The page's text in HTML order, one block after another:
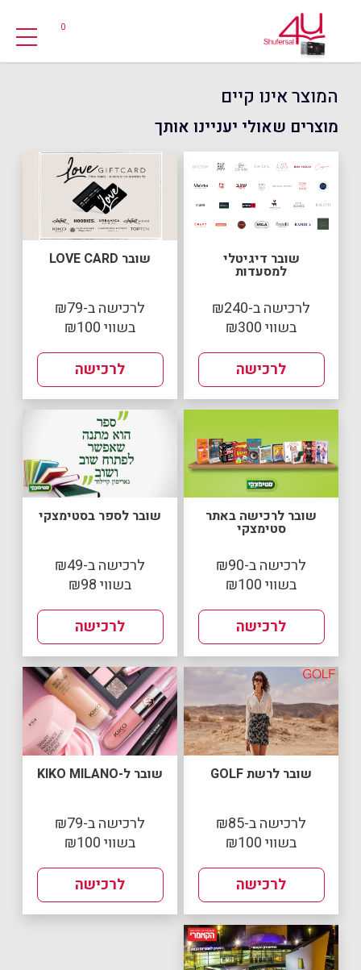
0
המוצר אינו קיים
מוצרים שאולי יעניינו אותך
שובר דיגיטלי
למסעדות
לרכישה ב-₪240
בשווי ₪300
לרכישה
שובר LOVE CARD
לרכישה ב-₪79
בשווי ₪100
לרכישה
שובר לרכישה באתר
סטימצקי
לרכישה ב-₪90
בשווי ₪100
לרכישה
שובר לספר בסטימצקי
לרכישה ב-₪49
בשווי ₪98
לרכישה
שובר לרשת GOLF
לרכישה ב-₪85
בשווי ₪100
לרכישה
שובר ל-KIKO MILANO
לרכישה ב-₪79
בשווי ₪100
לרכישה